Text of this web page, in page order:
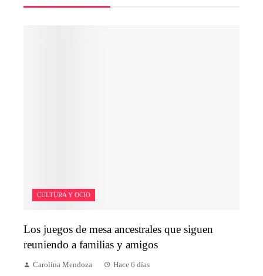
CULTURA Y OCIO
Los juegos de mesa ancestrales que siguen
reuniendo a familias y amigos
Carolina Mendoza Hace 6 días